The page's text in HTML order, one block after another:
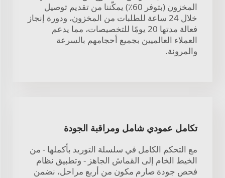
المخزون (بتوفر 60٪) يمكّننا من تقديم توصيل
خلال 24 ساعة للطلبات من المخزون، ودورة إنجاز
فعالة مدتها 20 يومًا للتخصيصات، مما يدعم
العملاء العالميين بجميع أحجامهم بالسرعة
والمرونة.
تكامل عمودي شامل ومراقبة الجودة
مع التحكم الكامل في سلسلة التوريد بأكملها - من
الخيط الخام إلى القماش الجاهز - وتطبيق نظام
فحص جودة صارم مكون من أربع مراحل، نضمن